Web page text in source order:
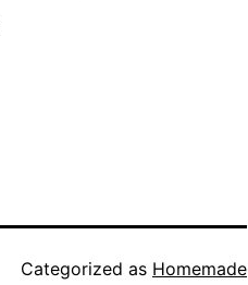
Categorized as Homemade